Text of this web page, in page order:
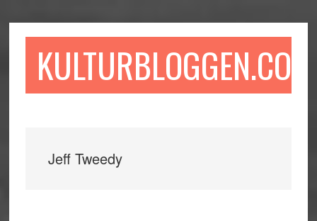
till
till
sidofältet
till
KULTURBLOGGEN.COM
Jeff Tweedy